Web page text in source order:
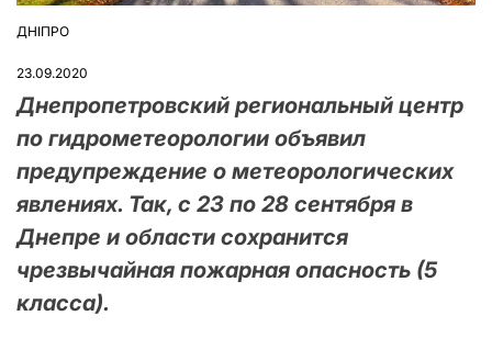
ОПУБЛІКУВАТИ
ДНІПРО
23.09.2020
Днепропетровский региональный центр
по гидрометеорологии объявил
предупреждение о метеорологических
явлениях. Так, с 23 по 28 сентября в
Днепре и области сохранится
чрезвычайная пожарная опасность (5
класса).